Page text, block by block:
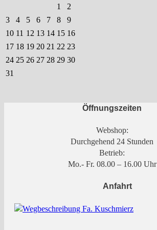
1
2
3
4 5 6 7 8
9
10 11 12 13 14 15 16
17 18 19 20 21 22 23
24 25 26 27 28 29 30
31
Öffnungszeiten
Webshop:
Durchgehend 24 Stunden
Betrieb:
Mo.- Fr. 08.00 – 16.00 Uhr
Anfahrt